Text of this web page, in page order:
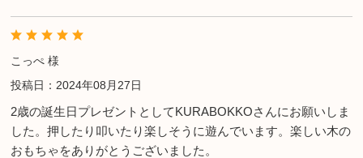
こっぺ 様
投稿日：2024年08月27日
2歳の誕生日プレゼントとしてKURABOKKOさんにお願いしま
した。押したり叩いたり楽しそうに遊んでいます。楽しい木の
おもちゃをありがとうございました。